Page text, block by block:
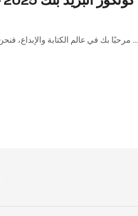
مرحبًا بك في عالم الكتابة والإبداع، فنحن جميعًا نسعى دائمًا لتقديم مقالات مميزة وذات جودة عالية. ومرحبا بكل زوار لموقعك افاليدا ...